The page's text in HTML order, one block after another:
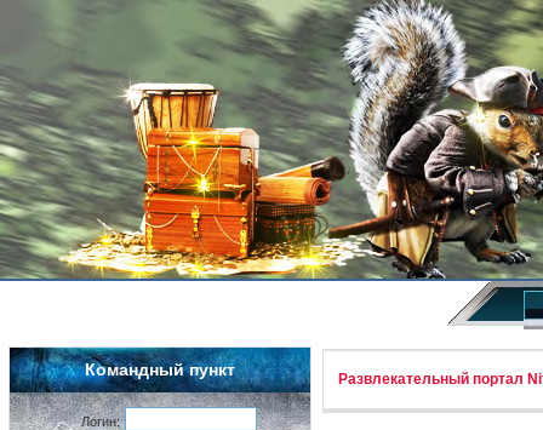
Командный пункт
Логин:
Развлекательный портал